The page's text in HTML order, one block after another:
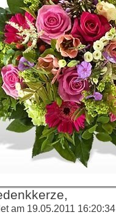
am 19.05.2011 16:20:34